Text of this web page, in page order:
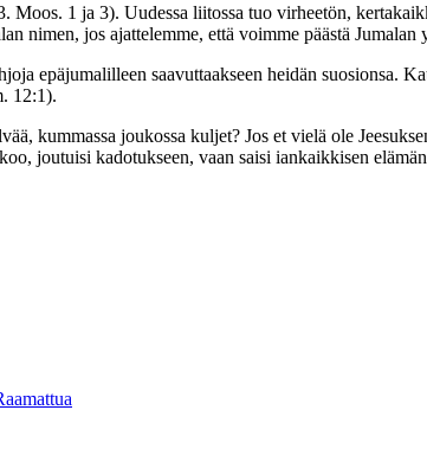
1 ja 3). Uudessa liitossa tuo virheetön,
nimen, jos ajattelemme, että voimme päästä
epäjumalilleen saavuttaakseen heidän suosionsa.
12:1).
kummassa joukossa kuljet? Jos et vielä ole
joutuisi kadotukseen, vaan saisi iankaikkisen